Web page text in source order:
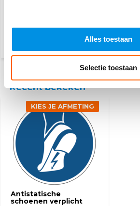
Alles toestaan
Selectie toestaan
Recent bekeken
Antistatische
schoenen verplicht
KIES JE AFMETING